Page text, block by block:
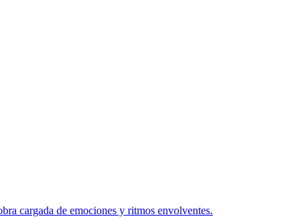
cargada de emociones y ritmos envolventes.